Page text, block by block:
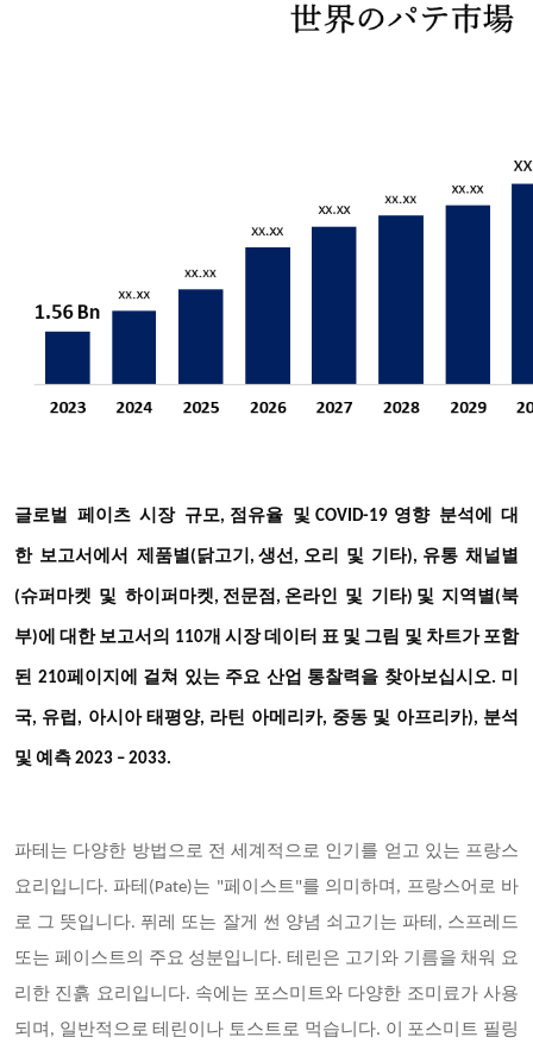
글로벌 페이츠 시장 규모, 점유율 및COVID-19 영향 분석에 대
한 보고서에서 제품별 (닭고기 ,생선 , 오리 및 기타), 유통 채널별
(슈퍼마켓 및 하이퍼마켓, 전문점 , 온라인 및 기타) 및 지역별 (북
부)에 대한 보고서의 110개 시장 데이터 표 및 그림 및 차트가 포함
된 210페이지에 걸쳐 있는 주요 산업 통찰력을 찾아보십시오. 미
국, 유럽, 아시아 태평양, 라틴 아메리카, 중동 및 아프리카), 분석
및 예측 2023 – 2033.
파테는 다양한 방법으로 전 세계적으로 인기를 얻고 있는 프랑스
요리입니다. 파테(Pate)는 "페이스트"를 의미하며, 프랑스어로 바
로 그 뜻입니다. 퓌레 또는 잘게 썬 양념 쇠고기는 파테, 스프레드
또는 페이스트의 주요 성분입니다. 테린은 고기와 기름을 채워 요
리한 진흙 요리입니다. 속에는 포스미트와 다양한 조미료가 사용
되며, 일반적으로 테린이나 토스트로 먹습니다. 이 포스미트 필링